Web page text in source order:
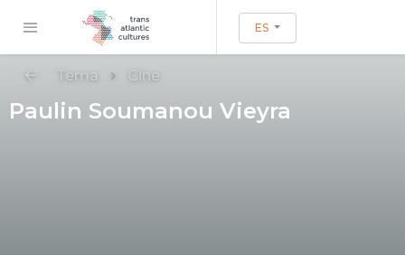
ES
Tema Cine
Paulin Soumanou Vieyra